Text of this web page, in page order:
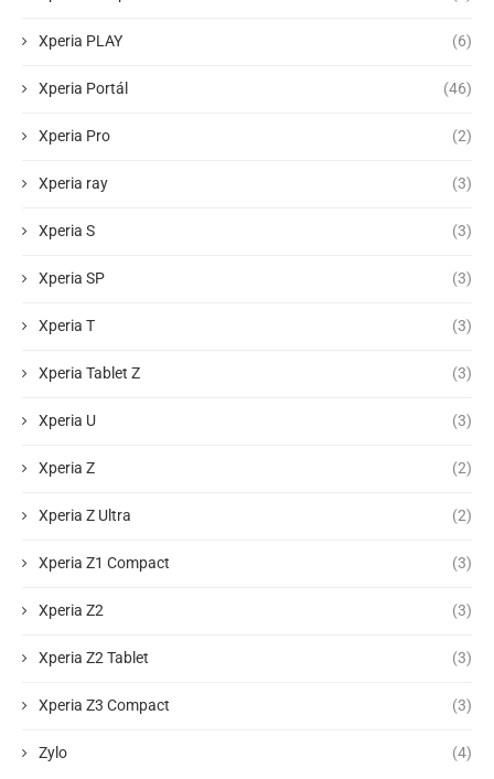
Xperia PLAY (6)
Xperia Portál (46)
Xperia Pro (2)
Xperia ray (3)
Xperia S (3)
Xperia SP (3)
Xperia T (3)
Xperia Tablet Z (3)
Xperia U (3)
Xperia Z (2)
Xperia Z Ultra (2)
Xperia Z1 Compact (3)
Xperia Z2 (3)
Xperia Z2 Tablet (3)
Xperia Z3 Compact (3)
Zylo (4)